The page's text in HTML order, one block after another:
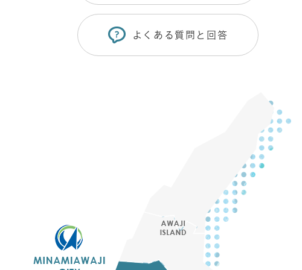
よくある質問と回答